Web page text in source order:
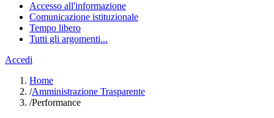
Accesso all'informazione
Comunicazione istituzionale
Tempo libero
Tutti gli argomenti...
Accedi
Home
/Amministrazione Trasparente
/Performance